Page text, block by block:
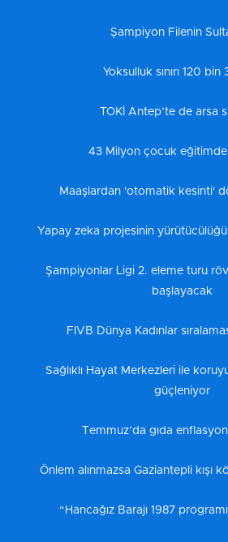
Şampiyon Filenin
Yoksulluk sınırı 120 bin
TOKİ Antep’te de arsa
43 Milyon çocuk
Maaşlardan 'otomatik kesinti'
Yapay zeka projesinin
Şampiyonlar Ligi 2. eleme turu
başlayacak
FIVB Dünya Kadınlar
Sağlıklı Hayat Merkezleri ile
güçleniyor
Temmuz’da gıda
Önlem alınmazsa Gaziantepli kışı
“Hancağız Barajı 1987